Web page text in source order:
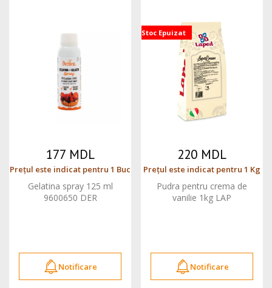
177 MDL
Prețul este indicat pentru 1 Buc
Gelatina spray 125 ml
9600650 DER
Notificare
Stoc Epuizat
220 MDL
Prețul este indicat pentru 1 Kg
Pudra pentru crema de
vanilie 1kg LAP
Notificare